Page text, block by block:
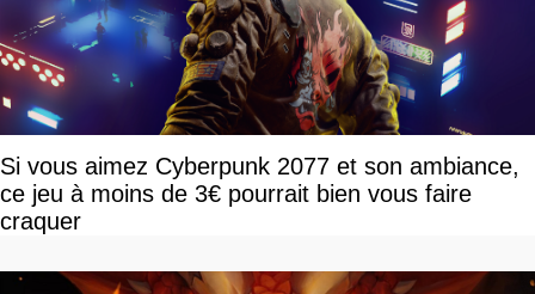
Si vous aimez Cyberpunk 2077 et son ambiance,
ce jeu à moins de 3€ pourrait bien vous faire
craquer